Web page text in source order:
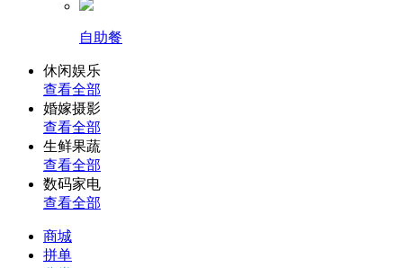
自助餐
休闲娱乐
查看全部
婚嫁摄影
查看全部
生鲜果蔬
查看全部
数码家电
查看全部
商城
拼单